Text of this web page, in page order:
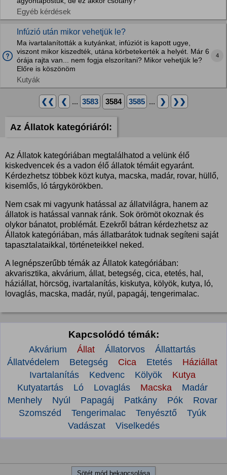
Egyéb kérdések
Infúzió után mikor vehetjük le?
Ma ivartalanították a kutyánkat, infúziót is kapott ugye,
viszont mikor kiszedték, utána körbetekerték a helyét. Már 6
órája rajta van... nem fogja elszorítani? Mikor vehetjük le?
Előre is köszönöm
Kutyák
4
❮❮ ❮ ... 3583 3584 3585 ... ❯ ❯❯
Az Állatok kategóriáról:
Az Állatok kategóriában megtalálhatod a velünk élő
kiskedvencek és a vadon élő állatok témáit egyaránt.
Kérdezhetsz többek közt kutya, macska, madár, rovar, hüllő,
kisemlős, ló tárgykörökben.
Nem csak mi vagyunk hatással az állatvilágra, hanem az
állatok is hatással vannak ránk. Sok örömöt okoznak és
olykor bánatot, problémát. Ezekről bátran kérdezhetsz az
Állatok kategóriában, más állatbarátok tudnak segíteni saját
tapasztalataikkal, történeteikkel neked.
A legnépszerűbb témák az Állatok kategóriában:
akvarisztika, akvárium, állat, betegség, cica, etetés, hal,
háziállat, hörcsög, ivartalanítás, kiskutya, kölyök, kutya, ló,
lovaglás, macska, madár, nyúl, papagáj, tengerimalac.
Kapcsolódó témák:
Akvárium Állat Állatorvos
Állattartás
Állatvédelem
Betegség Cica Etetés
Háziállat
Ivartalanítás
Kedvenc Kölyök
Kutya
Kutyatartás
Ló Lovaglás Macska
Madár
Menhely
Nyúl Papagáj Patkány Pók
Rovar
Szomszéd
Tengerimalac Tenyésztő
Tyúk
Vadászat
Viselkedés
Sötét mód bekapcsolása